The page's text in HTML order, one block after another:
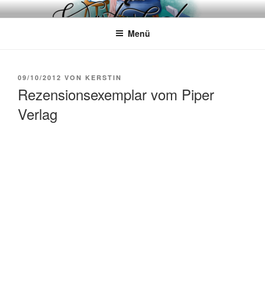
Zum
InhaltWÖRTERKATZE
Von Büchern erzählen
Menü
VERÖFFENTLICHT
09/10/2012 VON KERSTIN
Rezensionsexemplar vom Piper
Verlag